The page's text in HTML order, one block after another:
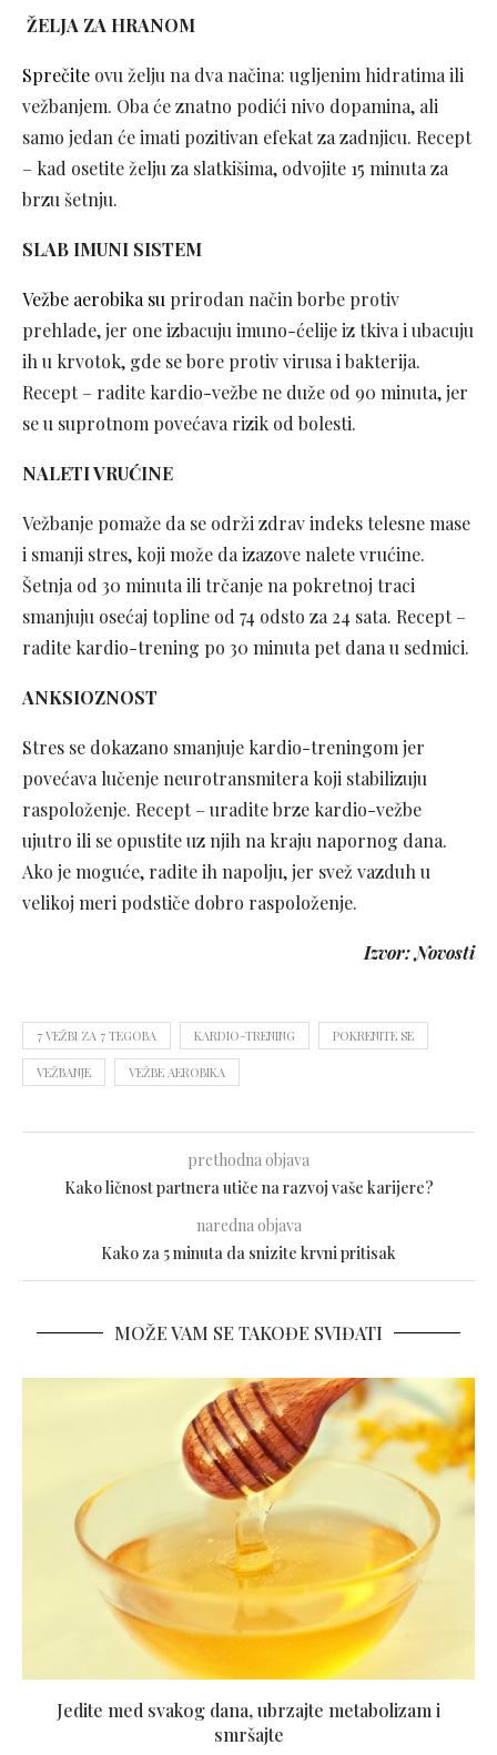
ŽELJA ZA HRANOM
Sprečite ovu želju na dva načina: ugljenim hidratima ili
vežbanjem. Oba će znatno podići nivo dopamina, ali
samo jedan će imati pozitivan efekat za zadnjicu. Recept
– kad osetite želju za slatkišima, odvojite 15 minuta za
brzu šetnju.
SLAB IMUNI SISTEM
Vežbe aerobika su prirodan način borbe protiv
prehlade, jer one izbacuju imuno-ćelije iz tkiva i ubacuju
ih u krvotok, gde se bore protiv virusa i bakterija.
Recept – radite kardio-vežbe ne duže od 90 minuta, jer
se u suprotnom povećava rizik od bolesti.
NALETI VRUĆINE
Vežbanje pomaže da se održi zdrav indeks telesne mase
i smanji stres, koji može da izazove nalete vrućine.
Šetnja od 30 minuta ili trčanje na pokretnoj traci
smanjuju osećaj topline od 74 odsto za 24 sata. Recept –
radite kardio-trening po 30 minuta pet dana u sedmici.
ANKSIOZNOST
Stres se dokazano smanjuje kardio-treningom jer
povećava lučenje neurotransmitera koji stabilizuju
raspoloženje. Recept – uradite brze kardio-vežbe
ujutro ili se opustite uz njih na kraju napornog dana.
Ako je moguće, radite ih napolju, jer svež vazduh u
velikoj meri podstiče dobro raspoloženje.
Izvor: Novosti
7 VEŽBI ZA 7 TEGOBA KARDIO-TRENING POKRENITE SE
VEŽBANJE VEŽBE AEROBIKA
prethodna objava
Kako ličnost partnera utiče na razvoj vaše karijere?
naredna objava
Kako za 5 minuta da snizite krvni pritisak
MOŽE VAM SE TAKOĐE SVIĐATI
Jedite med svakog dana, ubrzajte metabolizam i
smršajte